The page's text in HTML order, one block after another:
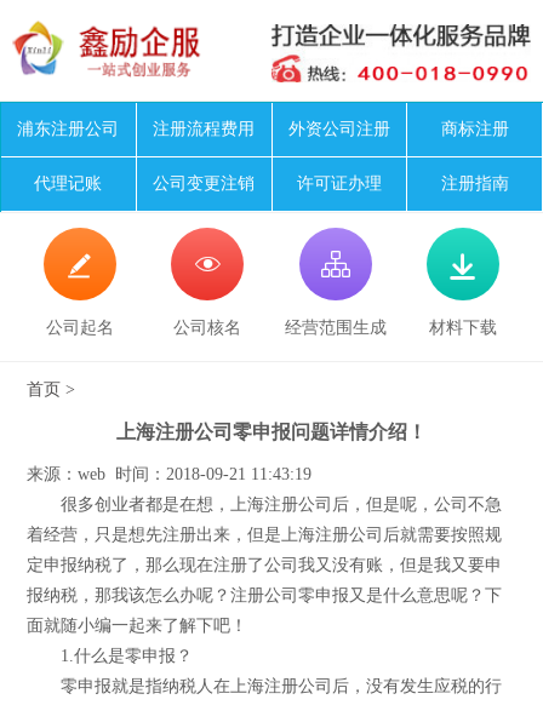
浦东注册公司 注册流程费用 外资公司注册 商标注册
代理记账 公司变更注销 许可证办理 注册指南

公司起名

公司核名

经营范围生成

材料下载
首页 >
上海注册公司零申报问题详情介绍！
来源：web 时间：2018-09-21 11:43:19
很多创业者都是在想，上海注册公司后，但是呢，公司不急
着经营，只是想先注册出来，但是上海注册公司后就需要按照规
定申报纳税了，那么现在注册了公司我又没有账，但是我又要申
报纳税，那我该怎么办呢？注册公司零申报又是什么意思呢？下
面就随小编一起来了解下吧！
1.什么是零申报？
零申报就是指纳税人在上海注册公司后，没有发生应税的行